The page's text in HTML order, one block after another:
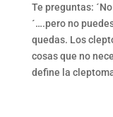
Te preguntas:
´….pero no
quedas. Los
cosas que no
define la